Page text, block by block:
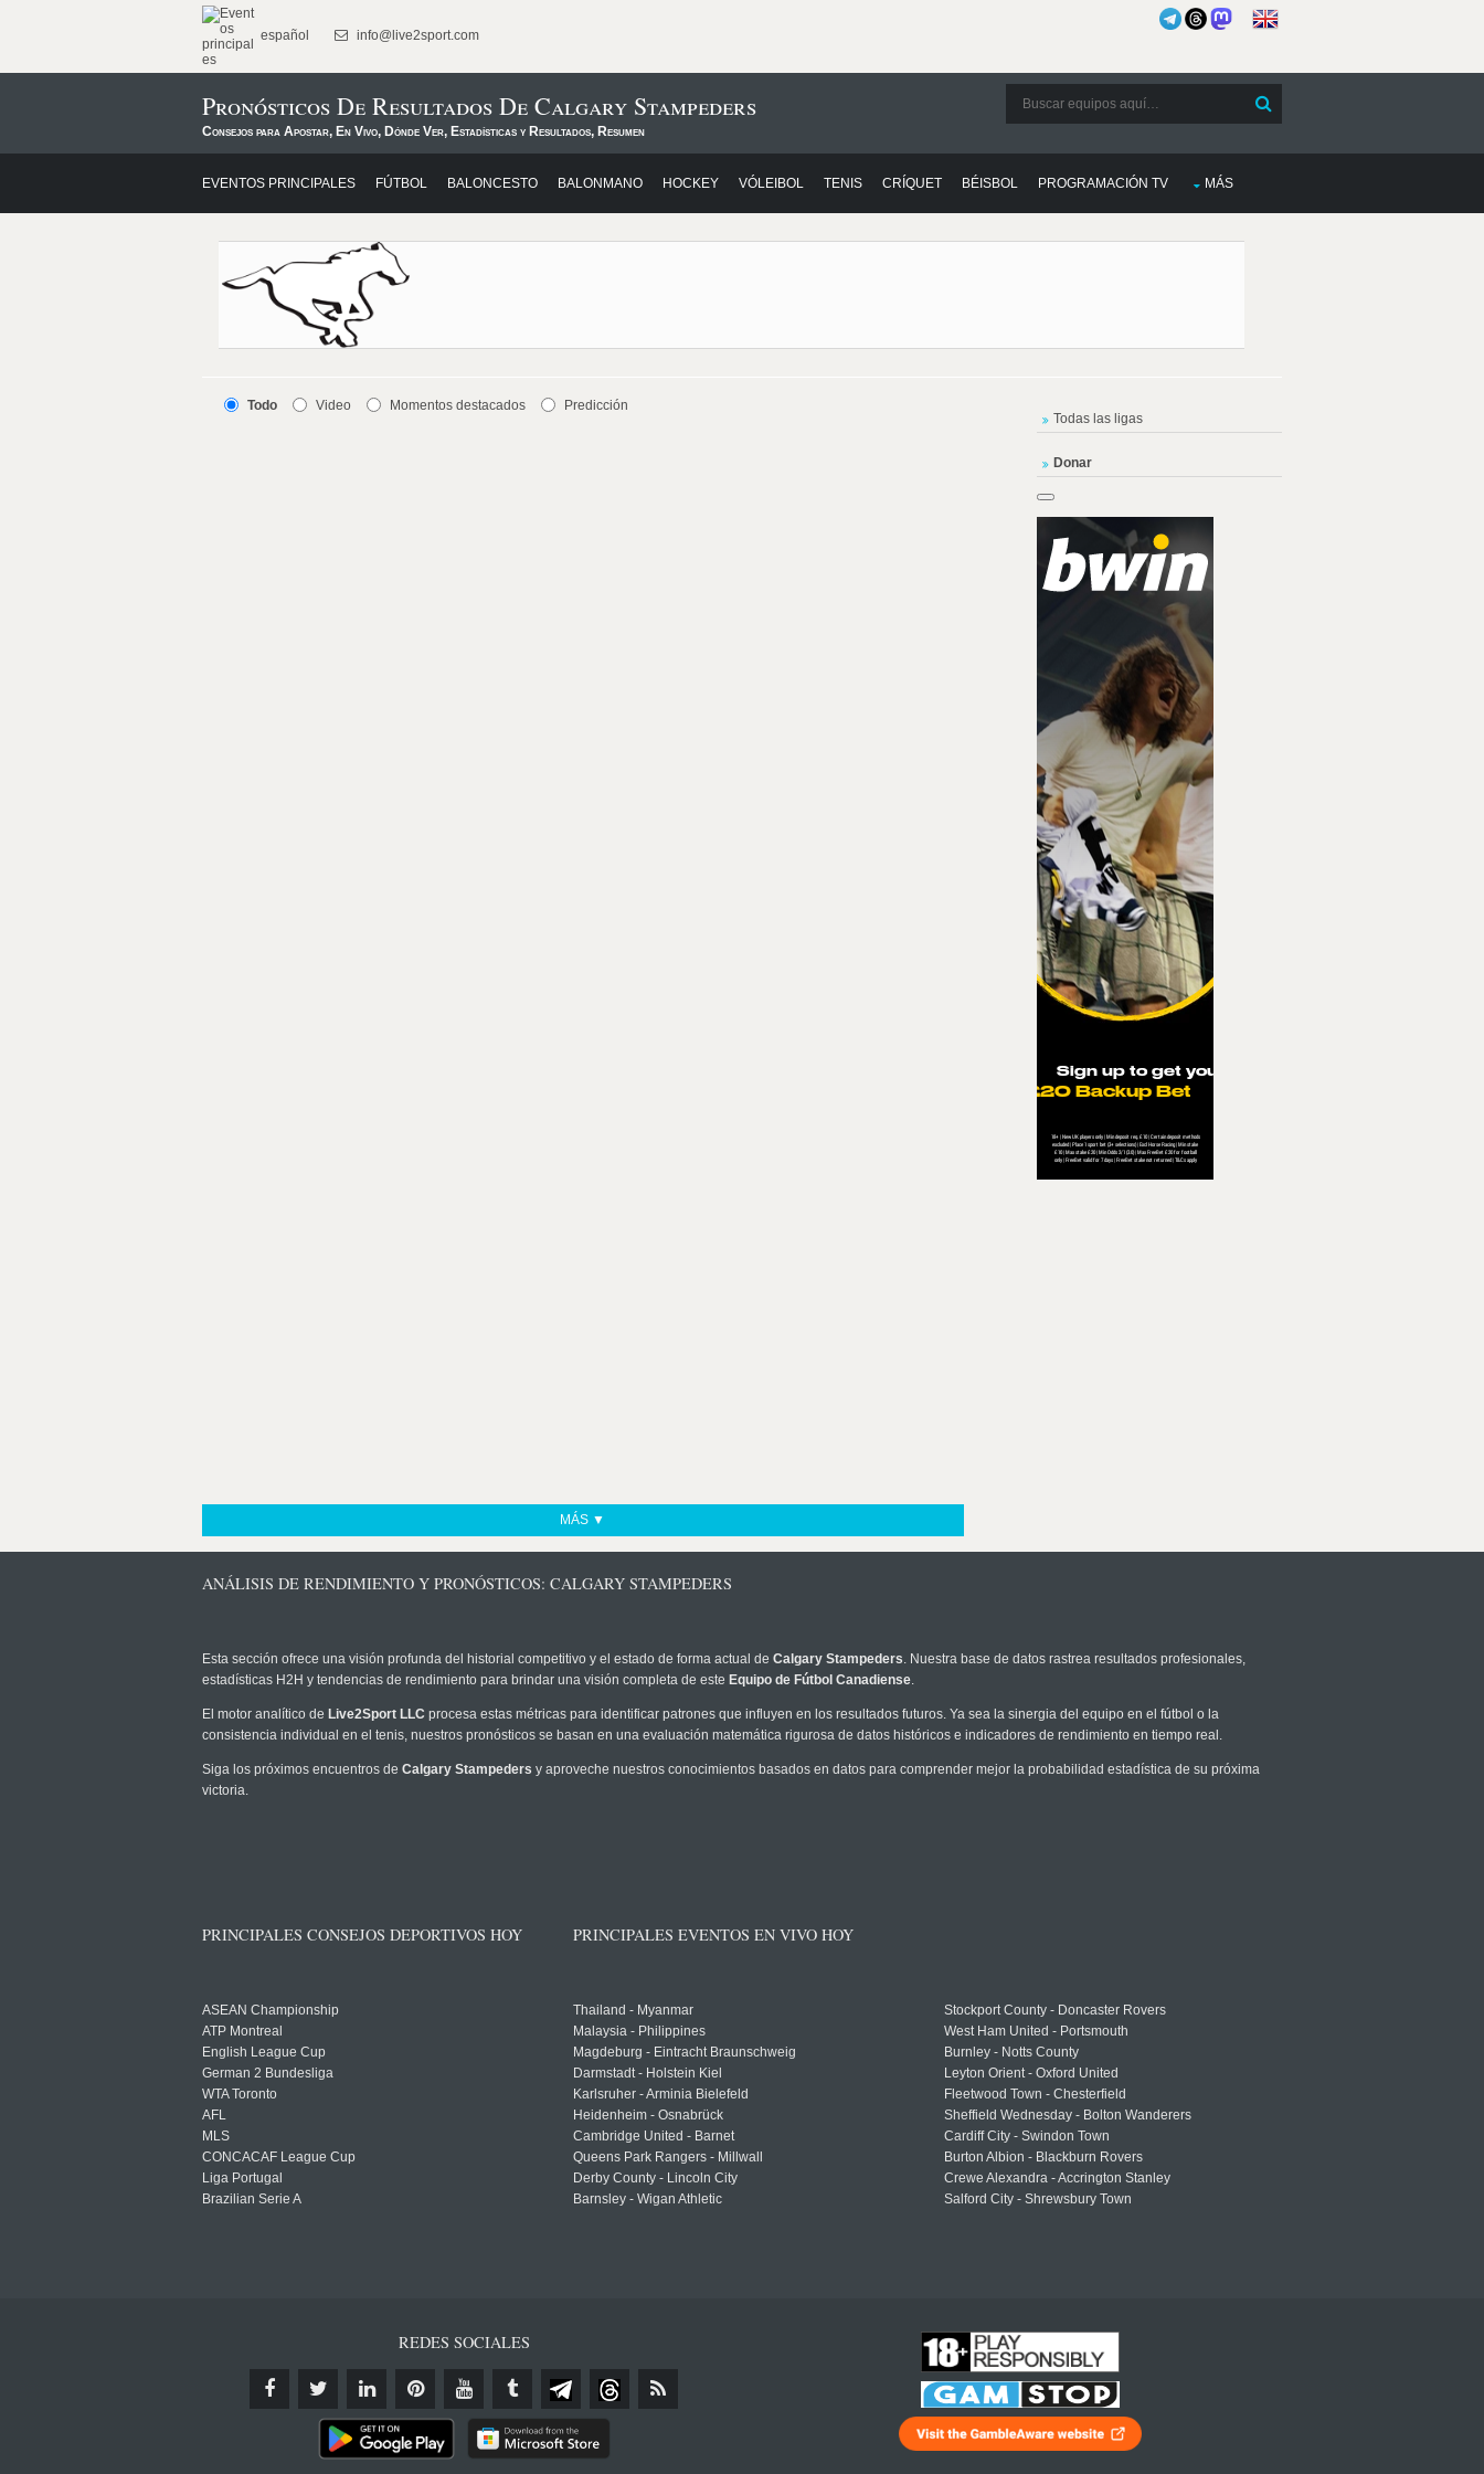
español info@live2sport.com
Pronósticos De Resultados De Calgary Stampeders
Consejos para Apostar, En Vivo, Dónde Ver, Estadísticas y Resultados, Resumen
EVENTOS PRINCIPALES FÚTBOL BALONCESTO BALONMANO HOCKEY VÓLEIBOL TENIS CRÍQUET BÉISBOL PROGRAMACIÓN TV MÁS
Todo Video Momentos destacados Predicción
MÁS ▼
Todas las ligas
Donar
ANÁLISIS DE RENDIMIENTO Y PRONÓSTICOS: CALGARY STAMPEDERS
Esta sección ofrece una visión profunda del historial competitivo y el estado de forma actual de Calgary Stampeders. Nuestra base de datos rastrea resultados profesionales,
estadísticas H2H y tendencias de rendimiento para brindar una visión completa de este Equipo de Fútbol Canadiense.
El motor analítico de Live2Sport LLC procesa estas métricas para identificar patrones que influyen en los resultados futuros. Ya sea la sinergia del equipo en el fútbol o la
consistencia individual en el tenis, nuestros pronósticos se basan en una evaluación matemática rigurosa de datos históricos e indicadores de rendimiento en tiempo real.
Siga los próximos encuentros de Calgary Stampeders y aproveche nuestros conocimientos basados en datos para comprender mejor la probabilidad estadística de su próxima
victoria.
PRINCIPALES CONSEJOS DEPORTIVOS HOY
ASEAN Championship
ATP Montreal
English League Cup
German 2 Bundesliga
WTA Toronto
AFL
MLS
CONCACAF League Cup
Liga Portugal
Brazilian Serie A
PRINCIPALES EVENTOS EN VIVO HOY
Thailand - Myanmar
Malaysia - Philippines
Magdeburg - Eintracht Braunschweig
Darmstadt - Holstein Kiel
Karlsruher - Arminia Bielefeld
Heidenheim - Osnabrück
Cambridge United - Barnet
Queens Park Rangers - Millwall
Derby County - Lincoln City
Barnsley - Wigan Athletic
Stockport County - Doncaster Rovers
West Ham United - Portsmouth
Burnley - Notts County
Leyton Orient - Oxford United
Fleetwood Town - Chesterfield
Sheffield Wednesday - Bolton Wanderers
Cardiff City - Swindon Town
Burton Albion - Blackburn Rovers
Crewe Alexandra - Accrington Stanley
Salford City - Shrewsbury Town
REDES SOCIALES